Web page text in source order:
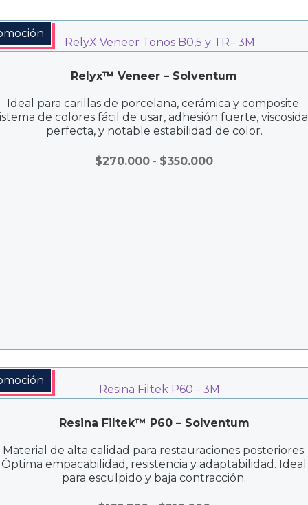
Relyx™ Veneer – Solventum
Ideal para carillas de porcelana, cerámica y composite.
de colores fácil de usar, adhesión fuerte,
perfecta, y notable estabilidad de color.
$270.000 - $350.000Rango
Resina Filtek™ P60 – Solventum
Material de alta calidad para restauraciones posteriores.
Óptima empacabilidad, resistencia y adaptabilidad. Ideal
para esculpido y baja contracción.